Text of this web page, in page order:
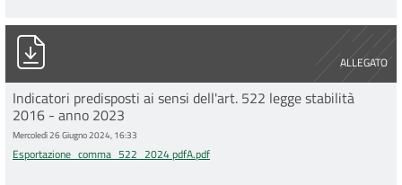
ALLEGATO
Esportazione_comma_522_2024 pdfA.pdf
Indicatori predisposti ai sensi dell'art. 522 legge stabilità
2016 - anno 2023
Mercoledì 26 Giugno 2024, 16:33
Esportazione_comma_522_2024 pdfA.pdf